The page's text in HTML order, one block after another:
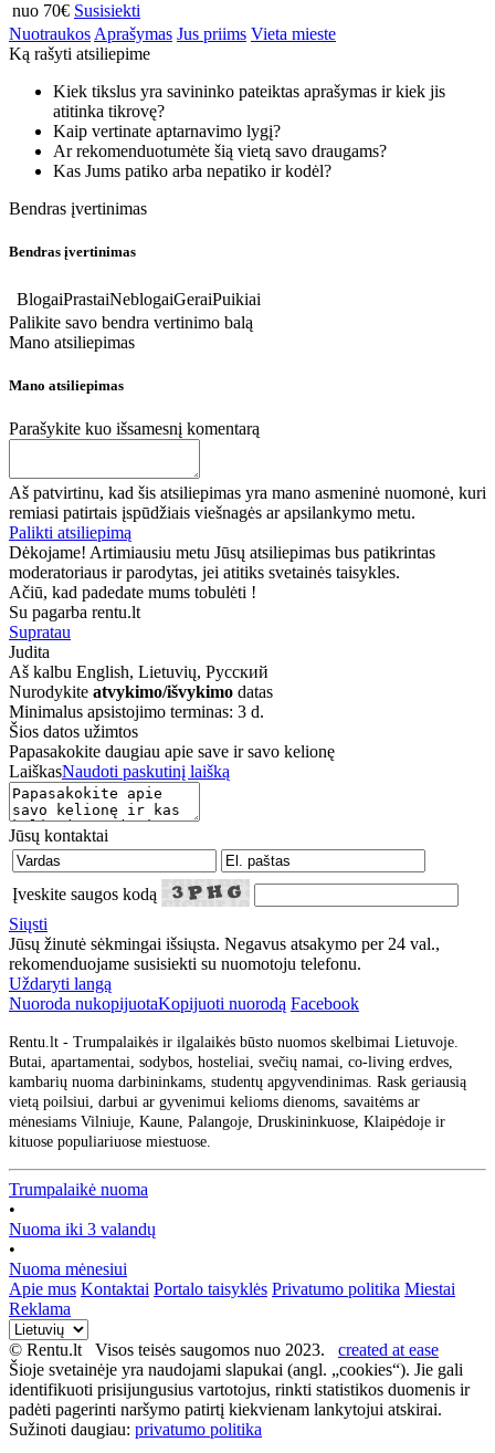
nuo 70€ Susisiekti
Nuotraukos Aprašymas Jus priims Vieta mieste
Ką rašyti atsiliepime
Kiek tikslus yra savininko pateiktas aprašymas ir kiek jis
atitinka tikrovę?
Kaip vertinate aptarnavimo lygį?
Ar rekomenduotumėte šią vietą savo draugams?
Kas Jums patiko arba nepatiko ir kodėl?
Bendras įvertinimas
Bendras įvertinimas
BlogaiPrastaiNeblogaiGeraiPuikiai
Palikite savo bendra vertinimo balą
Mano atsiliepimas
Mano atsiliepimas
Parašykite kuo išsamesnį komentarą
Aš patvirtinu, kad šis atsiliepimas yra mano asmeninė nuomonė, kuri
remiasi patirtais įspūdžiais viešnagės ar apsilankymo metu.
Palikti atsiliepimą
Dėkojame! Artimiausiu metu Jūsų atsiliepimas bus patikrintas
moderatoriaus ir parodytas, jei atitiks svetainės taisykles.
Ačiū, kad padedate mums tobulėti !
Su pagarba rentu.lt
Supratau
Judita
Aš kalbu English, Lietuvių, Русский
Nurodykite atvykimo/išvykimo datas
Minimalus apsistojimo terminas: 3 d.
Šios datos užimtos
Papasakokite daugiau apie save ir savo kelionę
LaiškasNaudoti paskutinį laišką
Jūsų kontaktai
Įveskite saugos kodą
Siųsti
Jūsų žinutė sėkmingai išsiųsta. Negavus atsakymo per 24 val.,
rekomenduojame susisiekti su nuomotoju telefonu.
Uždaryti langą
Nuoroda nukopijuotaKopijuoti nuorodą Facebook
Rentu.lt - Trumpalaikės ir ilgalaikės būsto nuomos skelbimai Lietuvoje.
Butai, apartamentai, sodybos, hosteliai, svečių namai, co-living erdves,
kambarių nuoma darbininkams, studentų apgyvendinimas. Rask geriausią
vietą poilsiui, darbui ar gyvenimui kelioms dienoms, savaitėms ar
mėnesiams Vilniuje, Kaune, Palangoje, Druskininkuose, Klaipėdoje ir
kituose populiariuose miestuose.
Trumpalaikė nuoma
•
Nuoma iki 3 valandų
•
Nuoma mėnesiui
Apie mus Kontaktai Portalo taisyklės Privatumo politika Miestai
Reklama
© Rentu.lt Visos teisės saugomos nuo 2023. created at ease
Šioje svetainėje yra naudojami slapukai (angl. „cookies“). Jie gali
identifikuoti prisijungusius vartotojus, rinkti statistikos duomenis ir
padėti pagerinti naršymo patirtį kiekvienam lankytojui atskirai.
Sužinoti daugiau: privatumo politika